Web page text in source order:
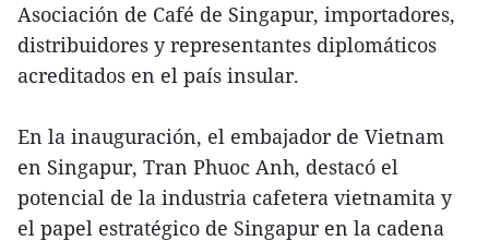
Asociación de Café de Singapur, importadores,
distribuidores y representantes diplomáticos
acreditados en el país insular.
En la inauguración, el embajador de Vietnam
en Singapur, Tran Phuoc Anh, destacó el
potencial de la industria cafetera vietnamita y
el papel estratégico de Singapur en la cadena